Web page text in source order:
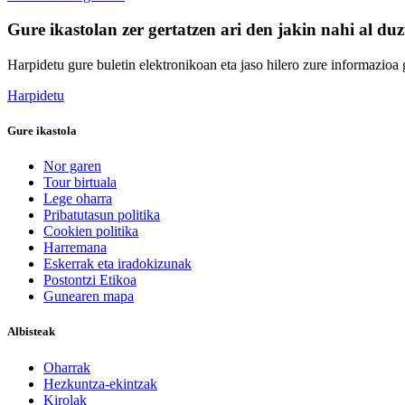
Gure ikastolan zer gertatzen ari den jakin nahi al
Harpidetu gure buletin elektronikoan eta jaso hilero zure informazioa
Harpidetu
Gure ikastola
Nor garen
Tour birtuala
Lege oharra
Pribatutasun politika
Cookien politika
Harremana
Eskerrak eta iradokizunak
Postontzi Etikoa
Gunearen mapa
Albisteak
Oharrak
Hezkuntza-ekintzak
Kirolak